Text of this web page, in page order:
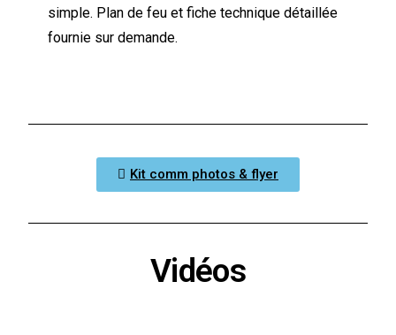
simple. Plan de feu et fiche technique détaillée
fournie sur demande.
Kit comm photos & flyer
Vidéos